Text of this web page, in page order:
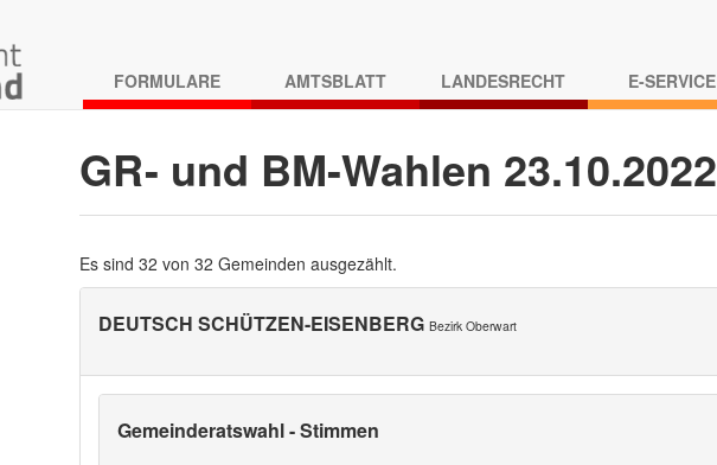
FORMULARE AMTSBLATT LANDESRECHT E-SERVICE
GR- und BM-Wahlen 23.10.2022
Es sind 32 von 32 Gemeinden ausgezählt.
DEUTSCH SCHÜTZEN-EISENBERG Bezirk Oberwart
Gemeinderatswahl - Stimmen